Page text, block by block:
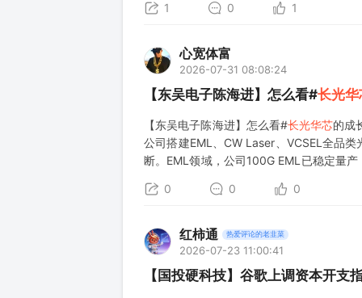
1 0 1
心宽体富
2026-07-31 08:08:24
【东吴电子陈海进】怎么看#长光华
【东吴电子陈海进】怎么看#长光华芯的成
公司搭建EML、CW Laser、VCSEL全品
断。EML领域，公司100G EML已稳定量
0 0 0
红柿通 热爱评论的老韭菜
2026-07-23 11:00:41
【国投硬科技】谷歌上调资本开支